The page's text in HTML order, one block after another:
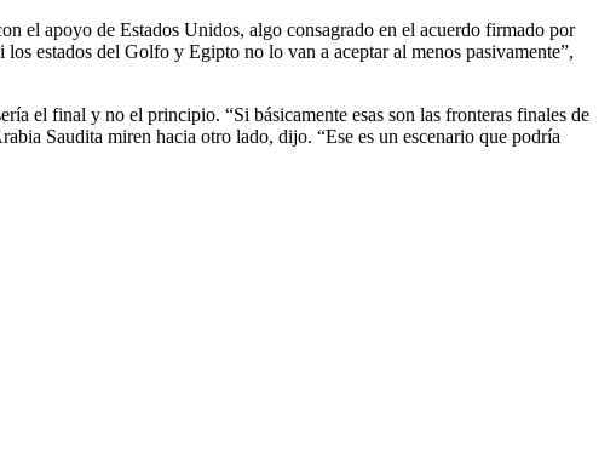
el apoyo de Estados Unidos, algo consagrado en el acuerdo firmado por
estados del Golfo y Egipto no lo van a aceptar al menos pasivamente”,
el final y no el principio. “Si básicamente esas son las fronteras finales de
Saudita miren hacia otro lado, dijo. “Ese es un escenario que podría